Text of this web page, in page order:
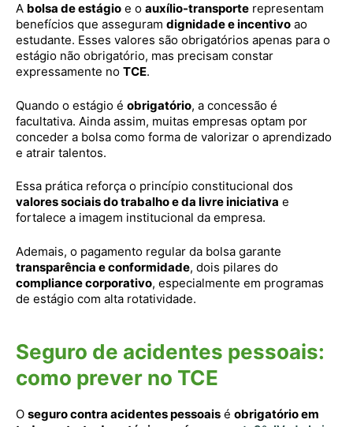
A bolsa de estágio e o auxílio-transporte representam
benefícios que asseguram dignidade e incentivo ao
estudante. Esses valores são obrigatórios apenas para o
estágio não obrigatório, mas precisam constar
expressamente no TCE.
Quando o estágio é obrigatório, a concessão é
facultativa. Ainda assim, muitas empresas optam por
conceder a bolsa como forma de valorizar o aprendizado
e atrair talentos.
Essa prática reforça o princípio constitucional dos
valores sociais do trabalho e da livre iniciativa e
fortalece a imagem institucional da empresa.
Ademais, o pagamento regular da bolsa garante
transparência e conformidade, dois pilares do
compliance corporativo, especialmente em programas
de estágio com alta rotatividade.
Seguro de acidentes pessoais:
como prever no TCE
O seguro contra acidentes pessoais é obrigatório em